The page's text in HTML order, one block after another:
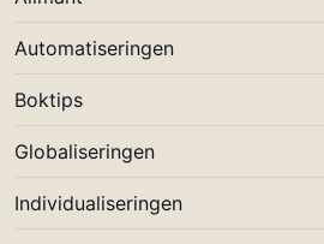
Automatiseringen
Boktips
Globaliseringen
Individualiseringen